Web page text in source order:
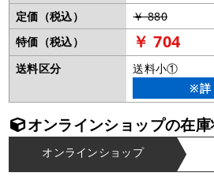
定価（税込）
￥ 880
特価（税込）
￥ 704
送料区分
送料小①
※詳
オンラインショップの在
オンラインショップ